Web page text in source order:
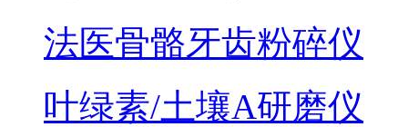
法医骨骼牙齿粉碎仪
叶绿素/土壤A研磨仪